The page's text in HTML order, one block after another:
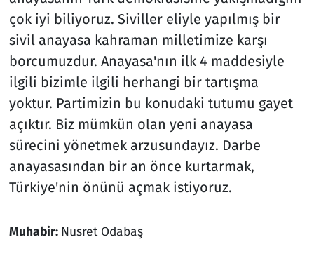
çok iyi biliyoruz. Siviller eliyle yapılmış bir
sivil anayasa kahraman milletimize karşı
borcumuzdur. Anayasa'nın ilk 4 maddesiyle
ilgili bizimle ilgili herhangi bir tartışma
yoktur. Partimizin bu konudaki tutumu gayet
açıktır. Biz mümkün olan yeni anayasa
sürecini yönetmek arzusundayız. Darbe
anayasasından bir an önce kurtarmak,
Türkiye'nin önünü açmak istiyoruz.
Muhabir: Nusret Odabaş